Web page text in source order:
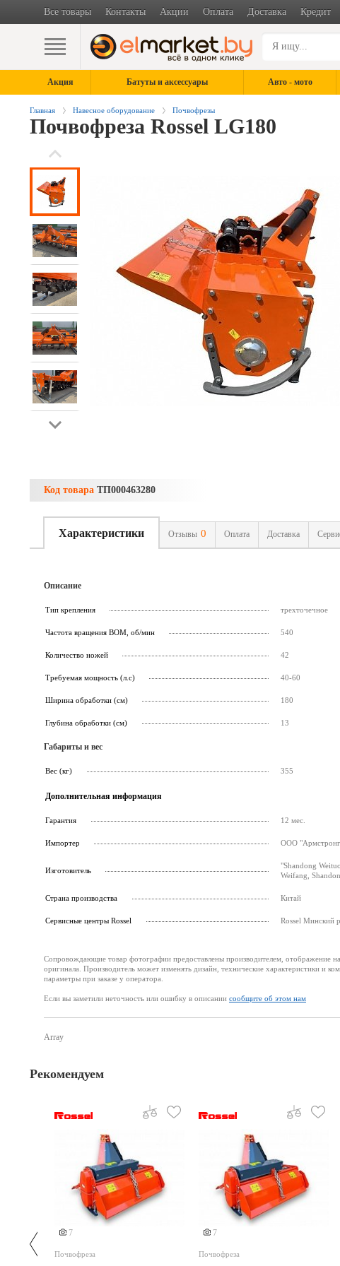
Все товары Контакты Акции Оплата Доставка Кредит
Акция Батуты и аксессуары Авто - мото
Главная Навесное оборудование Почвофрезы
Почвофреза Rossel LG180
Код товара ТП000463280
Характеристики Отзывы 0 Оплата Доставка
Описание
Тип крепления трехточечное
Частота вращения ВОМ, об/мин 540
Количество ножей 42
Требуемая мощность (л.с) 40-60
Ширина обработки (см) 180
Глубина обработки (см) 13
Габариты и вес
Вес (кг) 355
Дополнительная информация
Гарантия 12 мес.
Импортер ООО
Изготовитель
"Shandong
Weifang,
Страна производства Китай
Cервисные центры Rossel Rossel Минский
Сопровождающие товар фотографии предоставлены производителем, отображение
оригинала. Производитель может изменять дизайн, технические характеристики и
параметры при заказе у оператора.
Если вы заметили неточность или ошибку в описании сообщите об этом нам
Array
Рекомендуем
7
Почвофреза
7
Почвофреза